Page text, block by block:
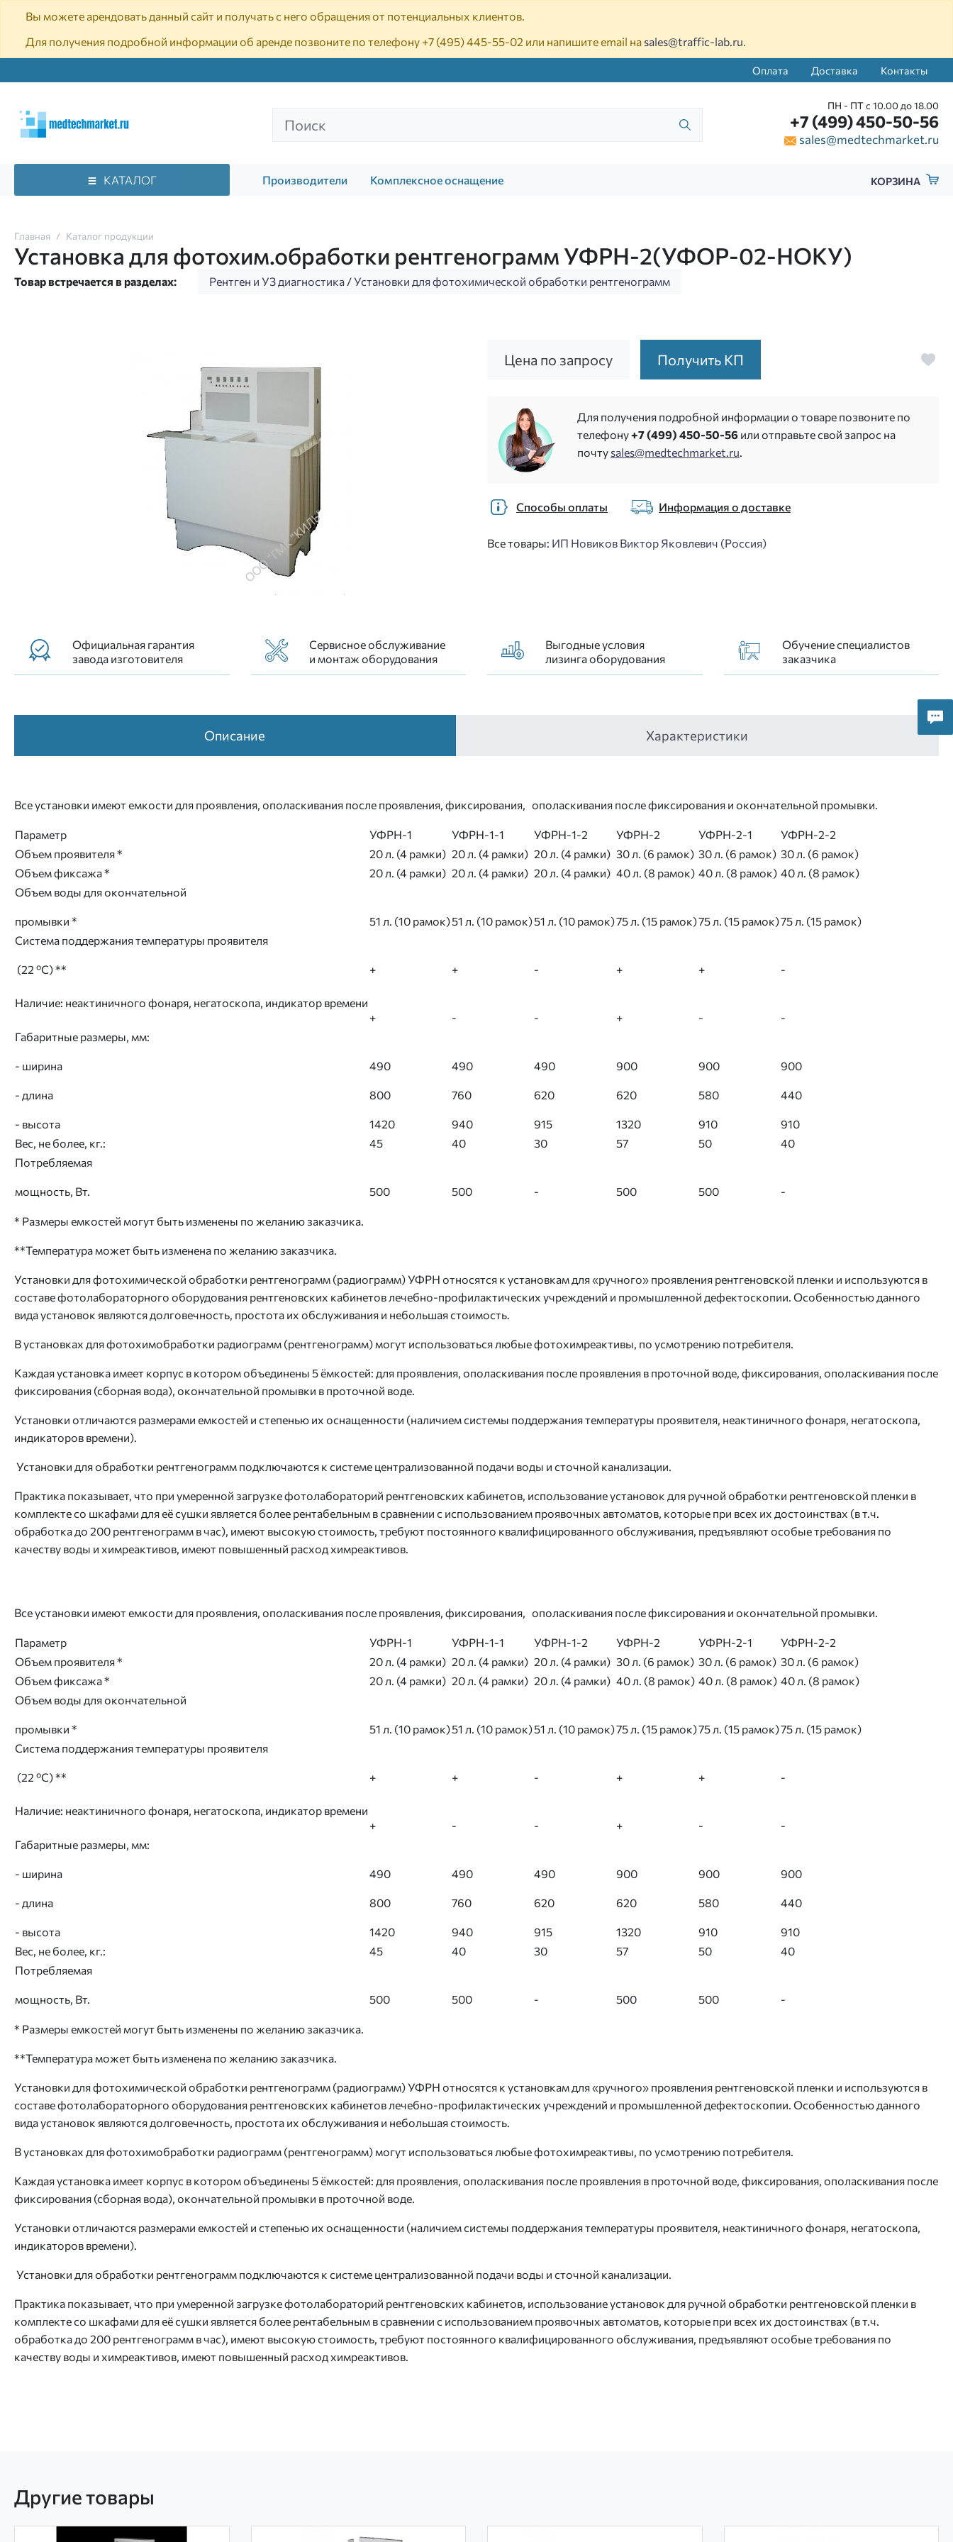
Вы можете арендовать данный сайт и получать с него обращения от потенциальных клиентов.
Для получения подробной информации об аренде позвоните по телефону +7 (495) 445-55-02 или напишите email на sales@traffic-lab.ru.
Оплата Доставка Контакты
ПН - ПТ с 10.00 до 18.00
+7 (499) 450-50-56
sales@medtechmarket.ru
КАТАЛОГ Производители Комплексное оснащение КОРЗИНА
Главная Каталог продукции
Установка для фотохим.обработки рентгенограмм УФРН-2(УФОР-02-НОКУ)
Товар встречается в разделах: Рентген и УЗ диагностика /Установки для фотохимической обработки рентгенограмм
Цена по запросу Получить КП
Для получения подробной информации о товаре позвоните по
телефону+7 (499) 450-50-56 или отправьте свой запрос на
почту sales@medtechmarket.ru.
Способы оплаты Информация о доставке
Все товары: ИП Новиков Виктор Яковлевич (Россия)
Официальная гарантия
завода изготовителя
Сервисное обслуживание
и монтаж оборудования
Выгодные условия
лизинга оборудования
Обучение специалистов
заказчика
Описание Характеристики
Все установки имеют емкости для проявления, ополаскивания после проявления, фиксирования, ополаскивания после фиксирования и окончательной промывки.
Параметр УФРН-1 УФРН-1-1 УФРН-1-2 УФРН-2 УФРН-2-1
УФРН-2-2
Объем проявителя *
20 л. (4 рамки) 20 л. (4 рамки) 20 л. (4 рамки) 30 л. (6 рамок) 30 л. (6 рамок) 30 л. (6 рамок)
Объем фиксажа *
20 л. (4 рамки) 20 л. (4 рамки) 20 л. (4 рамки) 40 л. (8 рамок) 40 л. (8 рамок) 40 л. (8 рамок)
Объем воды для окончательной
промывки * 51 л. (10 рамок)51 л. (10 рамок)51 л. (10 рамок)75 л. (15 рамок)75 л. (15 рамок)75 л. (15 рамок)
Система поддержания температуры проявителя
(22 ºС) ** + + - + + -
Наличие: неактиничного фонаря, негатоскопа, индикатор времени
+
- - + -
-
Габаритные размеры, мм:
- ширина
- длина
- высота
490
800
1420
490
760
940
490
620
915
900
620
1320
900
580
910
900
440
910
Вес, не более, кг.:
45 40 30 57 50
40
Потребляемая
мощность, Вт. 500 500 - 500 500 -
* Размеры емкостей могут быть изменены по желанию заказчика.
**Температура может быть изменена по желанию заказчика.
Установки для фотохимической обработки рентгенограмм (радиограмм) УФРН относятся к установкам для «ручного» проявления рентгеновской пленки и используются в
составе фотолабораторного оборудования рентгеновских кабинетов лечебно-профилактических учреждений и промышленной дефектоскопии. Особенностью данного
вида установок являются долговечность, простота их обслуживания и небольшая стоимость.
В установках для фотохимобработки радиограмм (рентгенограмм) могут использоваться любые фотохимреактивы, по усмотрению потребителя.
Каждая установка имеет корпус в котором объединены 5 ёмкостей: для проявления, ополаскивания после проявления в проточной воде, фиксирования, ополаскивания после
фиксирования (сборная вода), окончательной промывки в проточной воде.
Установки отличаются размерами емкостей и степенью их оснащенности (наличием системы поддержания температуры проявителя, неактиничного фонаря, негатоскопа,
индикаторов времени).
Установки для обработки рентгенограмм подключаются к системе централизованной подачи воды и сточной канализации.
Практика показывает, что при умеренной загрузке фотолабораторий рентгеновских кабинетов, использование установок для ручной обработки рентгеновской пленки в
комплекте со шкафами для её сушки является более рентабельным в сравнении с использованием проявочных автоматов, которые при всех их достоинствах (в т.ч.
обработка до 200 рентгенограмм в час), имеют высокую стоимость, требуют постоянного квалифицированного обслуживания, предъявляют особые требования по
качеству воды и химреактивов, имеют повышенный расход химреактивов.
Все установки имеют емкости для проявления, ополаскивания после проявления, фиксирования, ополаскивания после фиксирования и окончательной промывки.
Параметр УФРН-1 УФРН-1-1 УФРН-1-2 УФРН-2 УФРН-2-1
УФРН-2-2
Объем проявителя *
20 л. (4 рамки) 20 л. (4 рамки) 20 л. (4 рамки) 30 л. (6 рамок) 30 л. (6 рамок) 30 л. (6 рамок)
Объем фиксажа *
20 л. (4 рамки) 20 л. (4 рамки) 20 л. (4 рамки) 40 л. (8 рамок) 40 л. (8 рамок) 40 л. (8 рамок)
Объем воды для окончательной
промывки * 51 л. (10 рамок)51 л. (10 рамок)51 л. (10 рамок)75 л. (15 рамок)75 л. (15 рамок)75 л. (15 рамок)
Система поддержания температуры проявителя
(22 ºС) ** + + - + + -
Наличие: неактиничного фонаря, негатоскопа, индикатор времени
+
- - + -
-
Габаритные размеры, мм:
- ширина
- длина
- высота
490
800
1420
490
760
940
490
620
915
900
620
1320
900
580
910
900
440
910
Вес, не более, кг.:
45 40 30 57 50
40
Потребляемая
мощность, Вт. 500 500 - 500 500 -
* Размеры емкостей могут быть изменены по желанию заказчика.
**Температура может быть изменена по желанию заказчика.
Установки для фотохимической обработки рентгенограмм (радиограмм) УФРН относятся к установкам для «ручного» проявления рентгеновской пленки и используются в
составе фотолабораторного оборудования рентгеновских кабинетов лечебно-профилактических учреждений и промышленной дефектоскопии. Особенностью данного
вида установок являются долговечность, простота их обслуживания и небольшая стоимость.
В установках для фотохимобработки радиограмм (рентгенограмм) могут использоваться любые фотохимреактивы, по усмотрению потребителя.
Каждая установка имеет корпус в котором объединены 5 ёмкостей: для проявления, ополаскивания после проявления в проточной воде, фиксирования, ополаскивания после
фиксирования (сборная вода), окончательной промывки в проточной воде.
Установки отличаются размерами емкостей и степенью их оснащенности (наличием системы поддержания температуры проявителя, неактиничного фонаря, негатоскопа,
индикаторов времени).
Установки для обработки рентгенограмм подключаются к системе централизованной подачи воды и сточной канализации.
Практика показывает, что при умеренной загрузке фотолабораторий рентгеновских кабинетов, использование установок для ручной обработки рентгеновской пленки в
комплекте со шкафами для её сушки является более рентабельным в сравнении с использованием проявочных автоматов, которые при всех их достоинствах (в т.ч.
обработка до 200 рентгенограмм в час), имеют высокую стоимость, требуют постоянного квалифицированного обслуживания, предъявляют особые требования по
качеству воды и химреактивов, имеют повышенный расход химреактивов.
Другие товары